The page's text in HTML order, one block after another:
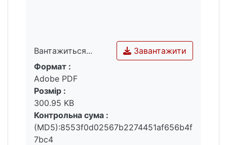
Вантажиться...
Вантажиться...
Завантажити
Формат :
Adobe PDF
Розмір :
300.95 KB
Контрольна сума :
(MD5):8553f0d02567b2274451af656b4f
7bc4